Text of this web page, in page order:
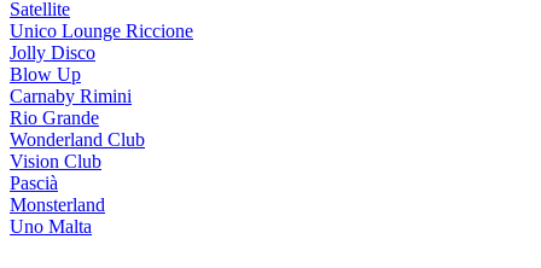
Satellite
Unico Lounge Riccione
Jolly Disco
Blow Up
Carnaby Rimini
Rio Grande
Wonderland Club
Vision Club
Pascià
Monsterland
Uno Malta